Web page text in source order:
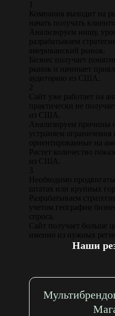
Компания выходит на
начать получать
Анализируем нишу,
разрабатываем
американский рынок.
Бизнес получает
рынок и начинает
аудиторию из США.
2
Сайт уже работает на
практически не
из США.
Анализируем причины
устраняем ограничения
ориентированные на
Растет количество
из США.
3
Необходимо
штатах или крупных
Разрабатываем
учетом географии
спроса.
Сайт получает больше
именно из нужных
Наши